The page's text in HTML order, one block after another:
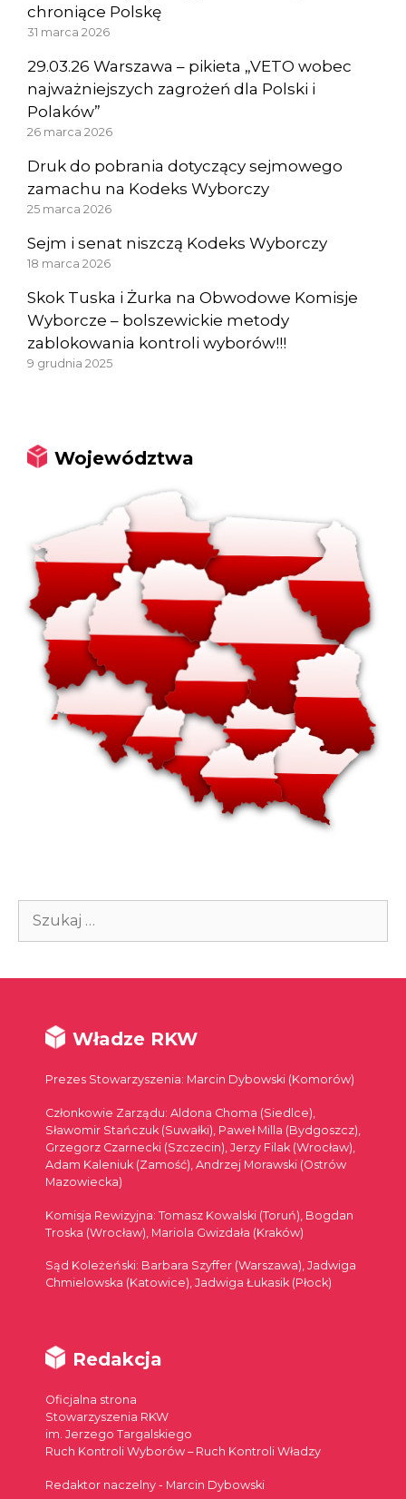
chroniące Polskę
31 marca 2026
29.03.26 Warszawa – pikieta „VETO wobec
najważniejszych zagrożeń dla Polski i
Polaków”
26 marca 2026
Druk do pobrania dotyczący sejmowego
zamachu na Kodeks Wyborczy
25 marca 2026
Sejm i senat niszczą Kodeks Wyborczy
18 marca 2026
Skok Tuska i Żurka na Obwodowe Komisje
Wyborcze – bolszewickie metody
zablokowania kontroli wyborów!!!
9 grudnia 2025
Województwa
Szukaj:
Władze RKW
Prezes Stowarzyszenia: Marcin Dybowski (Komorów)
Członkowie Zarządu: Aldona Choma (Siedlce),
Sławomir Stańczuk (Suwałki), Paweł Milla (Bydgoszcz),
Grzegorz Czarnecki (Szczecin), Jerzy Filak (Wrocław),
Adam Kaleniuk (Zamość), Andrzej Morawski (Ostrów
Mazowiecka)
Komisja Rewizyjna: Tomasz Kowalski (Toruń), Bogdan
Troska (Wrocław), Mariola Gwizdała (Kraków)
Sąd Koleżeński: Barbara Szyffer (Warszawa), Jadwiga
Chmielowska (Katowice), Jadwiga Łukasik (Płock)
Redakcja
Oficjalna strona
Stowarzyszenia RKW
im. Jerzego Targalskiego
Ruch Kontroli Wyborów – Ruch Kontroli Władzy
Redaktor naczelny - Marcin Dybowski